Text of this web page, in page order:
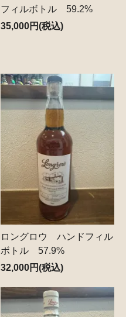
フィルボトル 59.2%
35,000円(税込)
ロングロウ ハンドフィル
ボトル 57.9%
32,000円(税込)